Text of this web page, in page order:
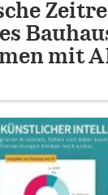
mit